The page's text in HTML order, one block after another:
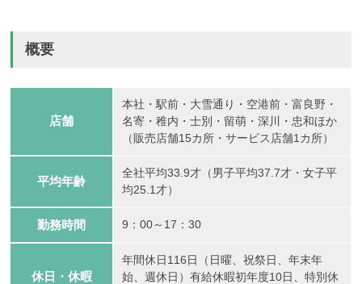
概要
店舗
本社・駅前・大雪通り・空港前・富良野・
名寄・稚内・士別・留萌・深川・忠和ほか
（販売店舗15カ所・サービス店舗1カ所）
平均年齢
全社平均33.9才（男子平均37.7才・女子平
均25.1才）
勤務時間 9：00～17：30
休日・休暇
年間休日116日（日曜、祝祭日、年末年
始、週休日）有給休暇初年度10日、特別休